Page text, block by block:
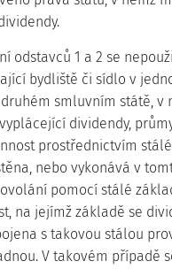
odstavců 1 a 2 se
bydliště či sídlo v
smluvním státě, v
dividendy,
prostřednictvím
nebo vykonává v
pomocí stálé
na jejímž základě se
s takovou stálou
V takovém případě